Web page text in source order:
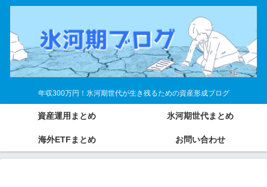
年収300万円！氷河期世代が生き残るための資産形成ブログ
資産運用まとめ 氷河期世代まとめ
海外ETFまとめ お問い合わせ